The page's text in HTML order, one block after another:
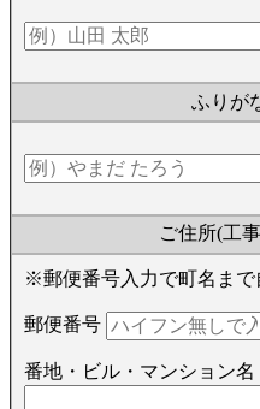
ふりが
ご住所(工
※郵便番号入力で町名まで
郵便番号
番地・ビル・マンション名